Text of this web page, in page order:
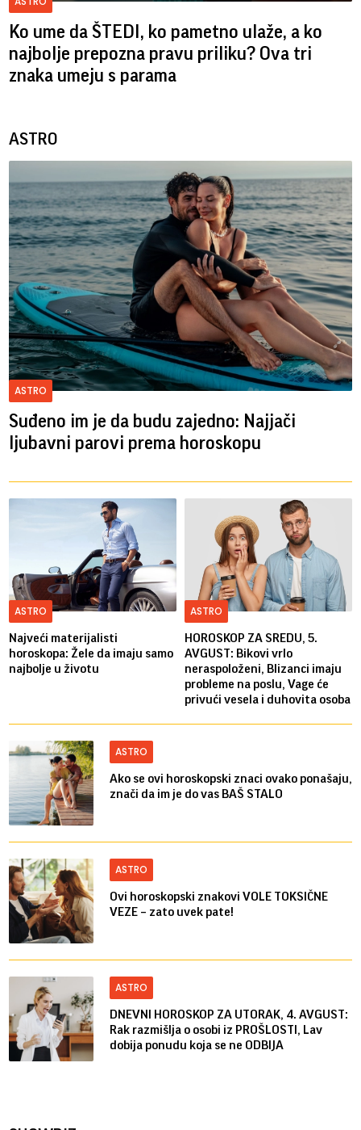
Ko ume da ŠTEDI, ko pametno ulaže, a ko
najbolje prepozna pravu priliku? Ova tri
znaka umeju s parama
ASTRO
ASTRO
Suđeno im je da budu zajedno: Najjači
ljubavni parovi prema horoskopu
ASTRO
Najveći materijalisti
horoskopa: Žele da imaju samo
najbolje u životu
ASTRO
HOROSKOP ZA SREDU, 5.
AVGUST: Bikovi vrlo
neraspoloženi, Blizanci imaju
probleme na poslu, Vage će
privući vesela i duhovita osoba
ASTRO
Ako se ovi horoskopski znaci ovako ponašaju,
znači da im je do vas BAŠ STALO
ASTRO
Ovi horoskopski znakovi VOLE TOKSIČNE
VEZE – zato uvek pate!
ASTRO
DNEVNI HOROSKOP ZA UTORAK, 4. AVGUST:
Rak razmišlja o osobi iz PROŠLOSTI, Lav
dobija ponudu koja se ne ODBIJA